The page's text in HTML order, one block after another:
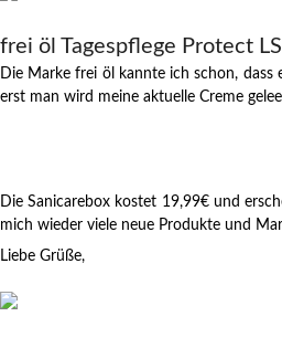
frei öl Tagespflege Protect
Die Marke frei öl kannte ich schon,
erst man wird meine aktuelle Creme
Die Sanicarebox kostet 19,99€ und
mich wieder viele neue Produkte und
Liebe Grüße,